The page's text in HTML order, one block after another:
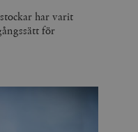
har varit
för